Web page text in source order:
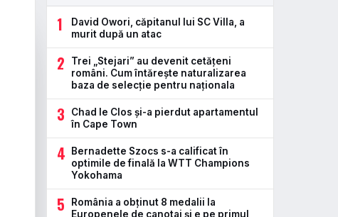
1
David Owori, căpitanul lui SC Villa, a
murit după un atac
2
Trei „Stejari” au devenit cetățeni
români. Cum întărește naturalizarea
baza de selecție pentru naționala
3
Chad le Clos și-a pierdut apartamentul
în Cape Town
4
Bernadette Szocs s-a calificat în
optimile de finală la WTT Champions
Yokohama
5
România a obținut 8 medalii la
Europenele de canotaj și e pe primul